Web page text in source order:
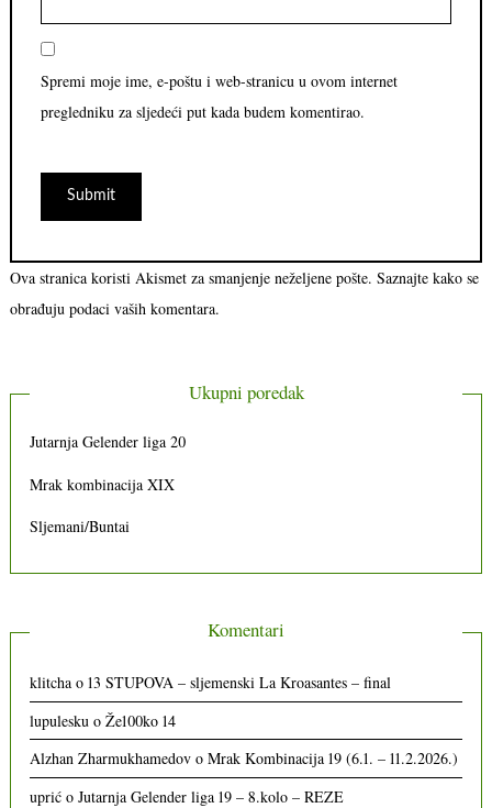
Spremi moje ime, e-poštu i web-stranicu u ovom internet
pregledniku za sljedeći put kada budem komentirao.
Ova stranica koristi Akismet za smanjenje neželjene pošte. Saznajte kako se
obrađuju podaci vaših komentara.
Ukupni poredak
Jutarnja Gelender liga 20
Mrak kombinacija XIX
Sljemani/Buntai
Komentari
klitcha o13 STUPOVA – sljemenski La Kroasantes – final
lupulesku oŽe100ko 14
Alzhan Zharmukhamedov oMrak Kombinacija 19 (6.1. – 11.2.2026.)
uprić oJutarnja Gelender liga 19 – 8.kolo – REZE